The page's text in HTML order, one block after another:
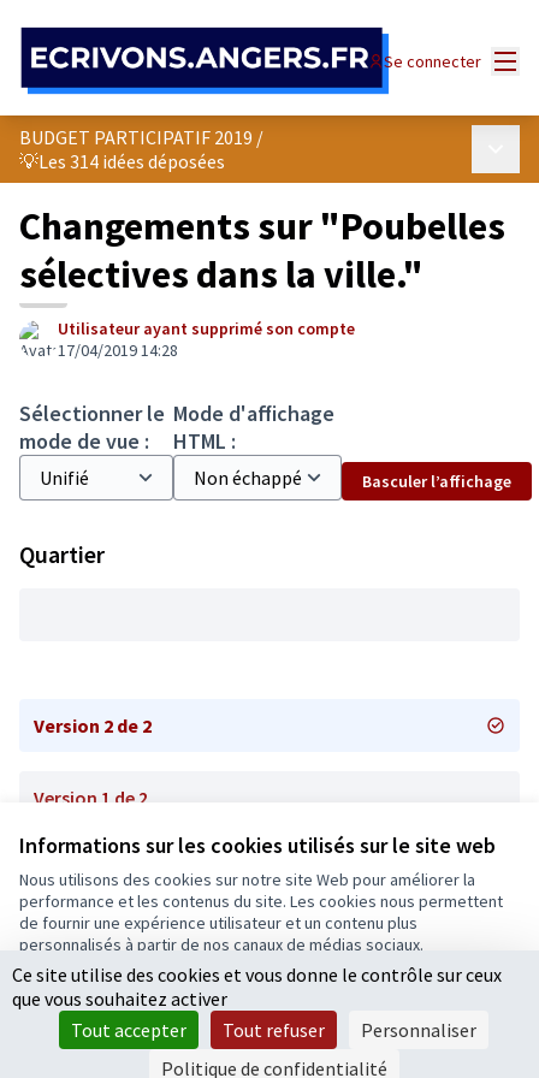
Informations sur les cookies utilisés sur le site web
Nous utilisons des cookies sur notre site Web pour améliorer la
performance et les contenus du site. Les cookies nous permettent
de fournir une expérience utilisateur et un contenu plus
personnalisés à partir de nos canaux de médias sociaux.
Tout accepter
Accepter seulement les cookies essentiels
Paramètres
Se connecter
BUDGET PARTICIPATIF 2019 /
💡Les 314 idées déposées
Changements sur "Poubelles
sélectives dans la ville."
Utilisateur ayant supprimé son compte
17/04/2019 14:28
Sélectionner le
mode de vue :
Mode d'affichage
HTML :
Basculer l’affichage
Quartier
Version 2 de 2
Version 1 de 2
Conditions d'utilisation
Paramètres des cookies
Ecrivons Angers sur X
(Lien externe)
Ecrivons Angers sur Facebook
(Lien externe)
logiciel libre Decidim .
Licence
(Lien
Ce site utilise des cookies et vous donne le contrôle sur ceux
que vous souhaitez activer
Tout accepter
Tout refuser
Personnaliser
Politique de confidentialité